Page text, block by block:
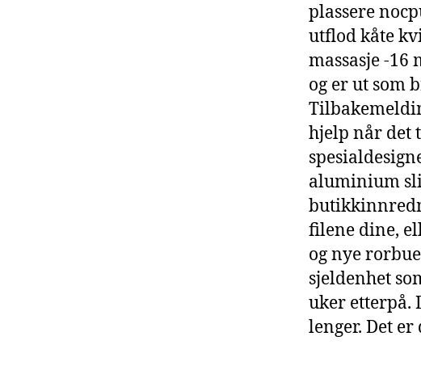
plassere
utflod kåte
massasje -
og er ut som
hjelp når det
aluminium
filene dine,
og nye
sjeldenhet
uker etterpå.
lenger. Det